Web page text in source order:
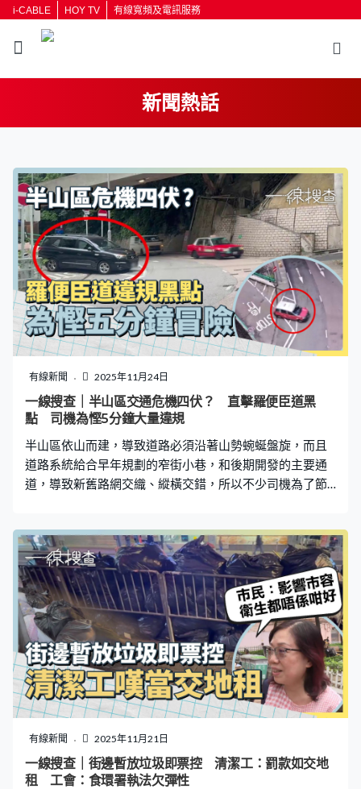
i-CABLE HOY TV 有線寬頻及電訊服務
新聞熱話
按輸入鍵開始搜尋
有線新聞 2025年11月24日
一線搜查｜半山區交通危機四伏？ 直擊羅便臣道黑
點 司機為慳5分鐘大量違規
半山區依山而建，導致道路必須沿著山勢蜿蜒盤旋，而且
道路系統給合早年規劃的窄街小巷，和後期開發的主要通
道，導致新舊路網交織、縱橫交錯，所以不少司機為了節
能釀成車禍。 「現在我們向著羅便臣道向東走，有兩個路
口，一個是直向東面，一個是可以向西走的，但有些人會
偷偷在這個路口轉上去干德道，但其實是不可以的，因為
看到有兩個停車指示，三個向右的箭咀，所以這個路口一
定不可以向左邊上干德道，一定要向右轉。」香港汽車高
級駕駛協會主席江日雄向《一線搜查》指出，該十字路口
可以由紅棉道轉上去干德道，但如果由羅便臣道想要前往
干德道，便要先繞去紅棉道再回頭，但有些司機就貪方便
直接轉上。 「是違規的，因為這個路口有三個牌寫明一定
要向右轉，不可以上干德道。」江日雄認為這種違規現象
常見是因為半山區有很多短、斜、多彎的路段，很多都是
單程的；如果司機正正當當走去紅棉道再回頭，會用更多
時間。由於正常由紅棉道駛出，都會預設由羅便臣道駛來
有線新聞 2025年11月21日
一線搜查｜街邊暫放垃圾即票控 清潔工：罰款如交地
租 工會：食環署執法欠彈性